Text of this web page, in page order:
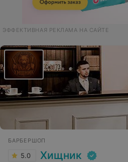
ЭФФЕКТИВНАЯ РЕКЛАМА НА САЙТЕ
БАРБЕРШОП
5.0 Хищник